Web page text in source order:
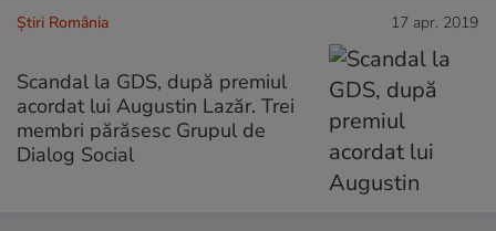
Știri România 17 apr. 2019
Scandal la GDS, după premiul
acordat lui Augustin Lazăr. Trei
membri părăsesc Grupul de
Dialog Social